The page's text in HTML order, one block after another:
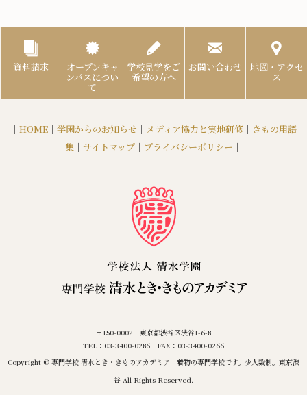
資料請求 オープンキャ
ンパスについ
て
学校見学をご
希望の方へ
お問い合わせ 地図・アクセ
ス
｜ HOME ｜ 学園からのお知らせ ｜ メディア協力と実地研修 ｜ きもの用語
集 ｜ サイトマップ ｜ プライバシーポリシー ｜
〒150-0002 東京都渋谷区渋谷1-6-8
TEL：03-3400-0286 FAX：03-3400-0266
Copyright © 専門学校 清水とき・きものアカデミア｜着物の専門学校です。少人数制。東京渋
谷 All Rights Reserved.